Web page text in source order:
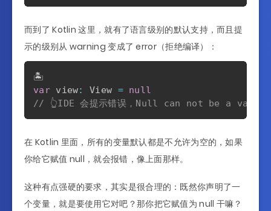
而到了 Kotlin 这里，就有了语言级别的默认支持，而且提
示的级别从 warning 变成了 error（拒绝编译）：
var view: View = null
// 👆IDE 会提示错误，Null can not be a
在 Kotlin 里面，所有的变量默认都是不允许为空的，如果
你给它赋值 null，就会报错，像上面那样。
这种有点强硬的要求，其实是很合理的：既然你声明了一
个变量，就是要使用它对吧？那你把它赋值为 null 干嘛？